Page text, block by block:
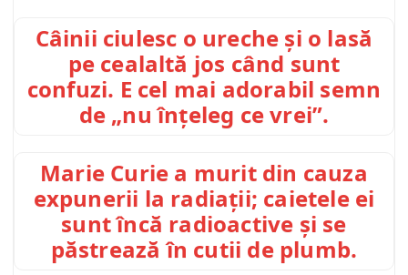
Câinii ciulesc o ureche și o lasă
pe cealaltă jos când sunt
confuzi. E cel mai adorabil semn
de „nu înțeleg ce vrei”.
Marie Curie a murit din cauza
expunerii la radiații; caietele ei
sunt încă radioactive și se
păstrează în cutii de plumb.